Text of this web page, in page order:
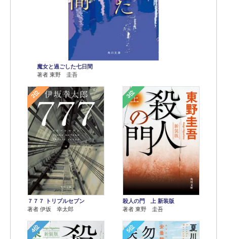
魔女と過ごした七日間
著者 東野 圭吾
2位
７７７ トリプルセブン
著者 伊坂 幸太郎
3位
殺人の門 上 新装版
著者 東野 圭吾
4位 5位